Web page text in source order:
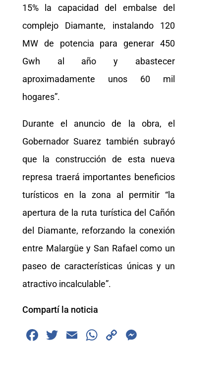
15% la capacidad del embalse del
complejo Diamante, instalando 120
MW de potencia para generar 450
Gwh al año y abastecer
aproximadamente unos 60 mil
hogares”.
Durante el anuncio de la obra, el
Gobernador Suarez también subrayó
que la construcción de esta nueva
represa traerá importantes beneficios
turísticos en la zona al permitir “la
apertura de la ruta turística del Cañón
del Diamante, reforzando la conexión
entre Malargüe y San Rafael como un
paseo de características únicas y un
atractivo incalculable”.
Compartí la noticia
F
T
E
W
C